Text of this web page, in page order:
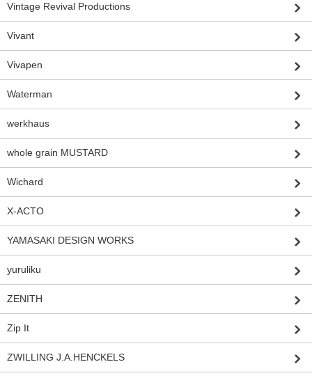
Vintage Revival Productions
Vivant
Vivapen
Waterman
werkhaus
whole grain MUSTARD
Wichard
X-ACTO
YAMASAKI DESIGN WORKS
yuruliku
ZENITH
Zip It
ZWILLING J.A.HENCKELS